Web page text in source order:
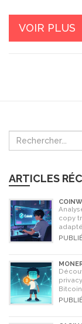
acteurs.
VOIR PLUS
ARTICLES
EN
copy
2026.